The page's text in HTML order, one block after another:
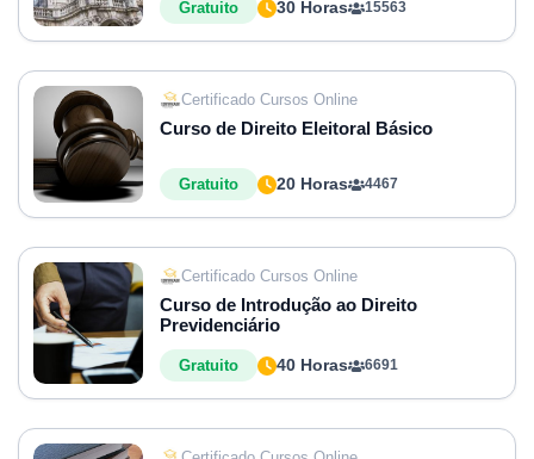
30 Horas
Gratuito 15563
Certificado Cursos Online
Curso de Direito Eleitoral Básico
20 Horas
Gratuito 4467
Certificado Cursos Online
Curso de Introdução ao Direito
Previdenciário
40 Horas
Gratuito 6691